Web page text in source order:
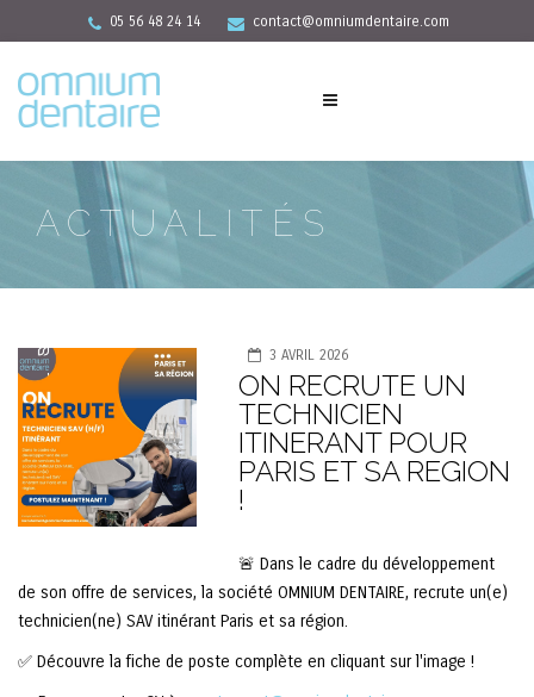
05 56 48 24 14 contact@omniumdentaire.com
ACTUALITÉS
3 AVRIL 2026
ON RECRUTE UN
TECHNICIEN
ITINERANT POUR
PARIS ET SA REGION
!
🚨 Dans le cadre du développement
de son offre de services, la société OMNIUM DENTAIRE, recrute un(e)
technicien(ne) SAV itinérant Paris et sa région.
✅ Découvre la fiche de poste complète en cliquant sur l'image !